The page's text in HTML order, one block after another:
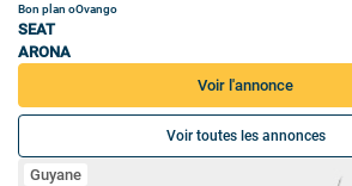
Bon plan oOvango
SEAT
ARONA
Voir l'annonce
Voir toutes les annonces
Guyane